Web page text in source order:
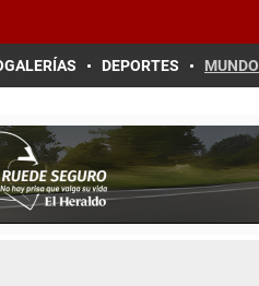
DEPORTES MUNDO